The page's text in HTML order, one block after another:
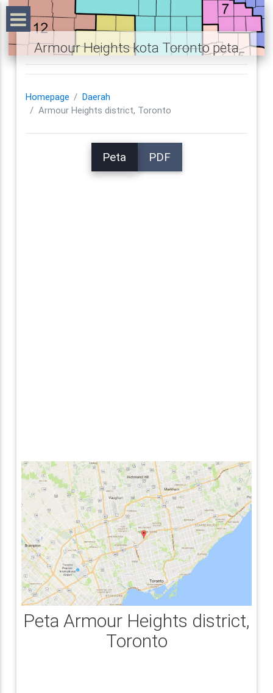
Armour Heights kota Toronto peta
Homepage
Daerah
Armour Heights district, Toronto
Peta PDF
Peta Armour Heights district,
Toronto